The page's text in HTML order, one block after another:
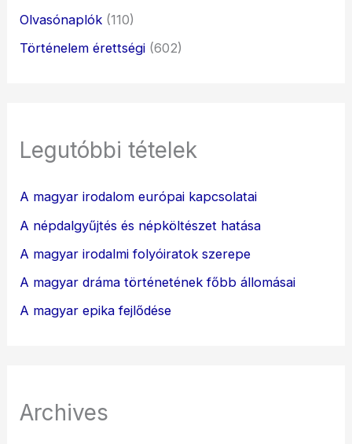
Olvasónaplók (110)
Történelem érettségi (602)
Legutóbbi tételek
A magyar irodalom európai kapcsolatai
A népdalgyűjtés és népköltészet hatása
A magyar irodalmi folyóiratok szerepe
A magyar dráma történetének főbb állomásai
A magyar epika fejlődése
Archives